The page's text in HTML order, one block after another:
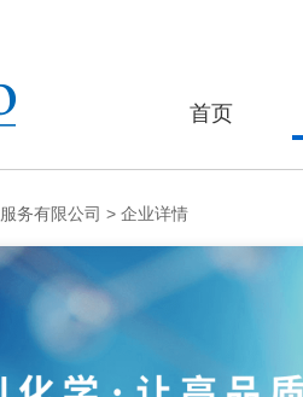
首页
务有限公司 > 企业详情